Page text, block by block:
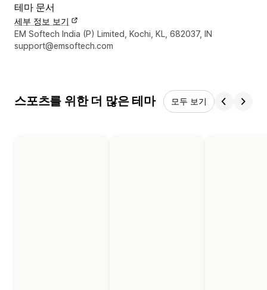
테마 문서
세부 정보 보기
디자이너 연락처 세부 정보
EM Softech India (P) Limited, Kochi, KL, 682037, IN
support@emsoftech.com
스포츠를 위한 더 많은 테마 모두 보기